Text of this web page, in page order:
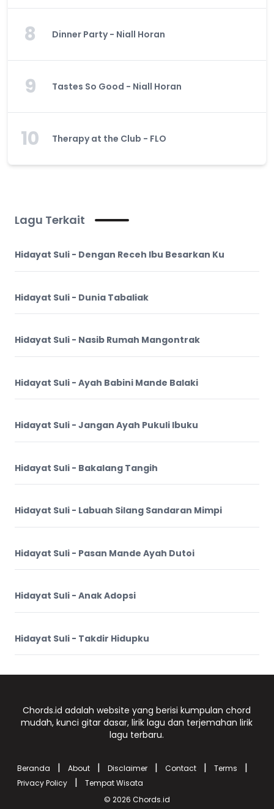
8 Dinner Party - Niall Horan
9 Tastes So Good - Niall Horan
10 Therapy at the Club - FLO
Lagu Terkait
Hidayat Suli - Dengan Receh Ibu Besarkan Ku
Hidayat Suli - Dunia Tabaliak
Hidayat Suli - Nasib Rumah Mangontrak
Hidayat Suli - Ayah Babini Mande Balaki
Hidayat Suli - Jangan Ayah Pukuli Ibuku
Hidayat Suli - Bakalang Tangih
Hidayat Suli - Labuah Silang Sandaran Mimpi
Hidayat Suli - Pasan Mande Ayah Dutoi
Hidayat Suli - Anak Adopsi
Hidayat Suli - Takdir Hidupku
Chords.id adalah website yang berisi kumpulan chord
mudah, kunci gitar dasar, lirik lagu dan terjemahan lirik
lagu terbaru.
Beranda | About | Disclaimer | Contact | Terms |
Privacy Policy |
Tempat Wisata
© 2026 Chords.id